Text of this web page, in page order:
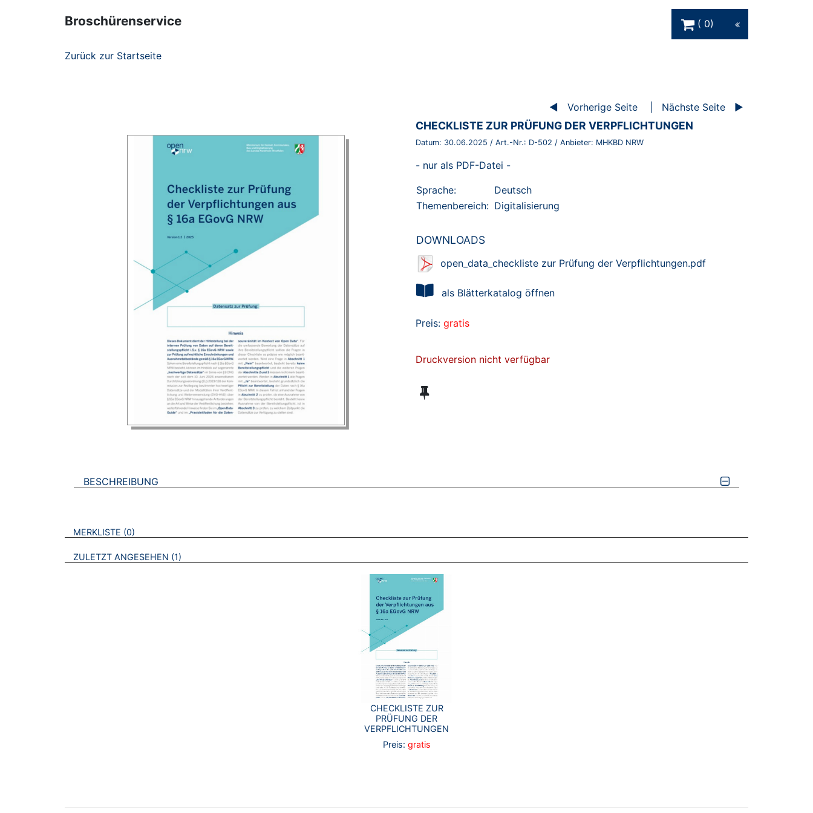
Broschürenservice
0
Zurück zur Startseite
Vorherige Seite Nächste Seite
BROSCHÜRE:
CHECKLISTE ZUR PRÜFUNG DER VERPFLICHTUNGEN
Datum: 30.06.2025 / Art.-Nr.: D-502 / Anbieter: MHKBD NRW
- nur als PDF-Datei -
Sprache:
Deutsch
Themenbereich: Digitalisierung
DOWNLOADS
open_data_checkliste zur Prüfung der Verpflichtungen.pdf
als Blätterkatalog öffnen
Preis: gratis
Druckversion nicht verfügbar
BESCHREIBUNG
VERWEISE AUF VERMERKTE- ODER ZULETZT ANGESEHENE BROSCHÜREN
MERKLISTE 0
ZULETZT ANGESEHEN 1
CHECKLISTE ZUR
PRÜFUNG DER
VERPFLICHTUNGEN
Preis: gratis